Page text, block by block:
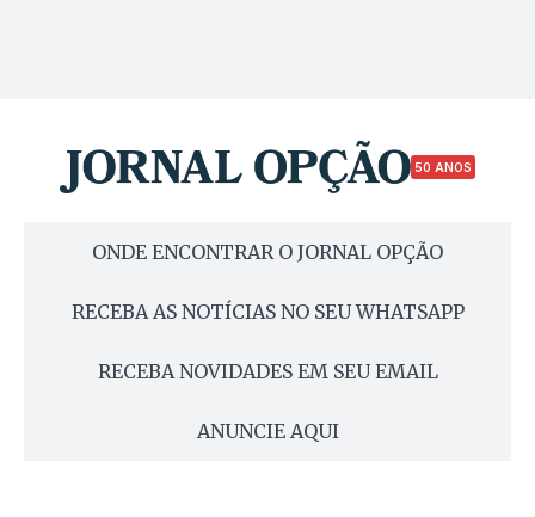
50 ANOS
ONDE ENCONTRAR O JORNAL OPÇÃO
RECEBA AS NOTÍCIAS NO SEU WHATSAPP
RECEBA NOVIDADES EM SEU EMAIL
ANUNCIE AQUI